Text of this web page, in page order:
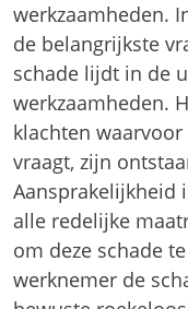
werkzaamheden.
de belangrijkste
schade lijdt in de
werkzaamheden.
klachten
vraagt, zijn
Aansprakelijkheid
alle redelijke
om deze schade
werknemer de